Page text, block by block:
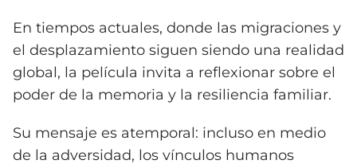
En tiempos actuales, donde las migraciones y
el desplazamiento siguen siendo una realidad
global, la película invita a reflexionar sobre el
poder de la memoria y la resiliencia familiar.
Su mensaje es atemporal: incluso en medio
de la adversidad, los vínculos humanos